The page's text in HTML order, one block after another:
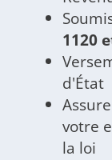
1120
d'État
votre
la loi